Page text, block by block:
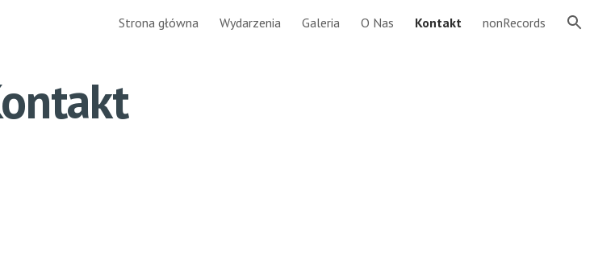
Skip to navigation
Strona główna Wydarzenia Galeria O Nas Kontakt nonRecords